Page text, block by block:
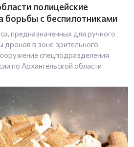
полицейские
борьбы с беспилотниками
предназначенных для ручного
дронов в зоне зрительного
спецподразделения
по Архангельской области